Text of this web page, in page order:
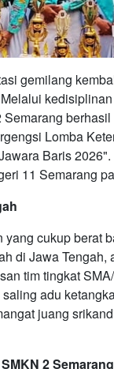
gemilang
Lomba
Baris
11 Semarang
cukup berat
di Jawa
tim tingkat
adu
juang
2 Semarang